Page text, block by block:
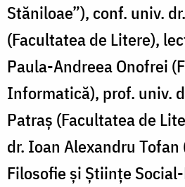
Stăniloae”), conf. univ.
(Facultatea de Litere),
Paula-Andreea Onofrei
Informatică), prof. univ.
Patraș (Facultatea de
dr. Ioan Alexandru
Filosofie și Științe